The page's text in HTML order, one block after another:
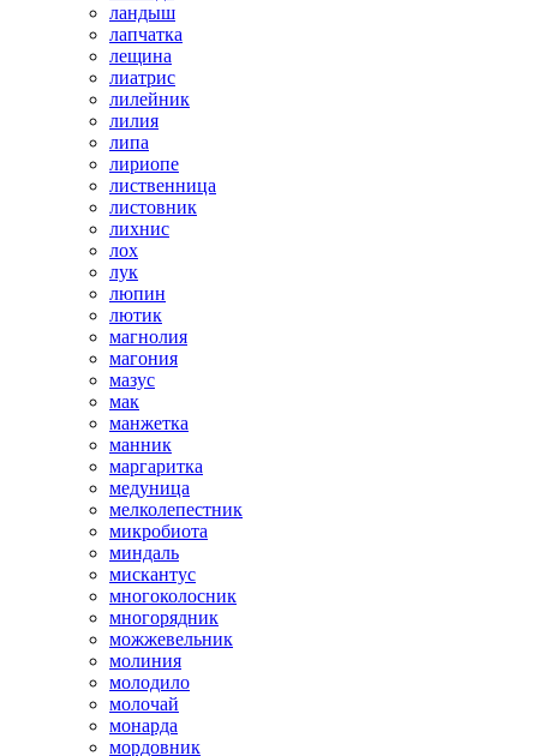
ландыш
лапчатка
лещина
лиатрис
лилейник
лилия
липа
лириопе
лиственница
листовник
лихнис
лох
лук
люпин
лютик
магнолия
магония
мазус
мак
манжетка
манник
маргаритка
медуница
мелколепестник
микробиота
миндаль
мискантус
многоколосник
многорядник
можжевельник
молиния
молодило
молочай
монарда
мордовник